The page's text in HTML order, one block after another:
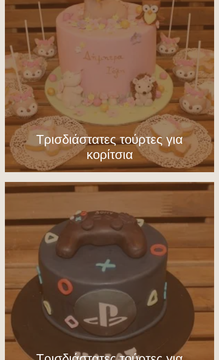
Τρισδιάστατες τούρτες για
κορίτσια